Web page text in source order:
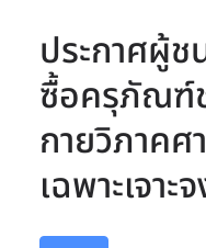
ประกาศผู้ช
ซื้อครุภัณฑ์
กายวิภาคศ
เฉพาะเจาะ